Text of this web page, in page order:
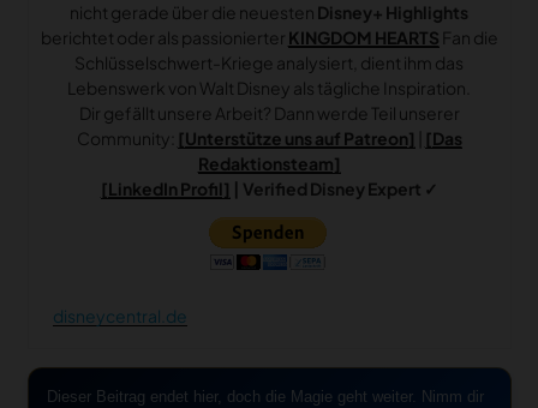
nicht gerade über die neuesten Disney+ Highlights
berichtet oder als passionierter KINGDOM HEARTS Fan die
Schlüsselschwert-Kriege analysiert, dient ihm das
Lebenswerk von Walt Disney als tägliche Inspiration.
Dir gefällt unsere Arbeit? Dann werde Teil unserer
Community: [Unterstütze uns auf Patreon]
[Das
Redaktionsteam]
[LinkedIn Profil] | Verified Disney Expert ✓
disneycentral.de
Dieser Beitrag endet hier, doch die Magie geht weiter. Nimm dir